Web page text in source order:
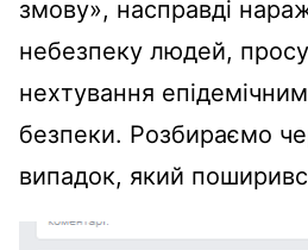
змову», насправді
небезпеку людей,
нехтування
безпеки. Розбираємо
випадок, який